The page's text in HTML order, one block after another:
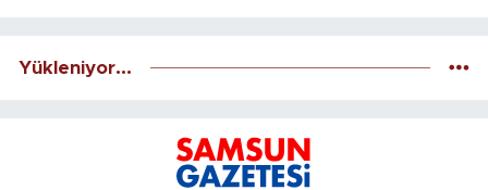
Yükleniyor...